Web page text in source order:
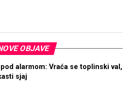
OBJAVE
pod alarmom: Vraća se toplinski val,
sjaj